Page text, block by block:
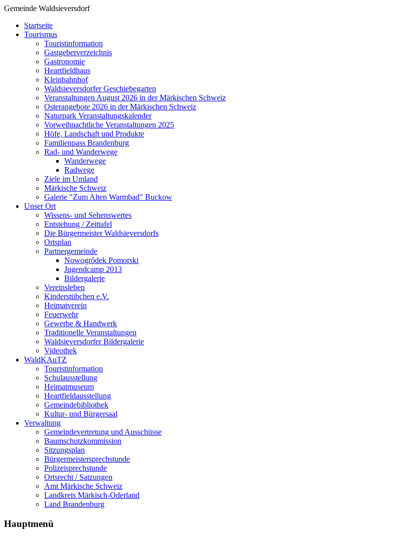
Gemeinde Waldsieversdorf
Startseite
Tourismus
Touristinformation
Gastgeberverzeichnis
Gastronomie
Heartfieldhaus
Kleinbahnhof
Waldsieversdorfer Geschiebegarten
Veranstaltungen August 2026 in der Märkischen Schweiz
Osterangebote 2026 in der Märkischen Schweiz
Naturpark Veranstaltungskalender
Vorweihnachtliche Veranstaltungen 2025
Höfe, Landschaft und Produkte
Familienpass Brandenburg
Rad- und Wanderwege
Wanderwege
Radwege
Ziele im Umland
Märkische Schweiz
Galerie "Zum Alten Warmbad" Buckow
Unser Ort
Wissens- und Sehenswertes
Entstehung / Zeittafel
Die Bürgermeister Waldsieversdorfs
Ortsplan
Partnergemeinde
Nowogródek Pomorski
Jugendcamp 2013
Bildergalerie
Vereinsleben
Kinderstübchen e.V.
Heimatverein
Feuerwehr
Gewerbe & Handwerk
Traditionelle Veranstaltungen
Waldsieversdorfer Bildergalerie
Videothek
WaldKAuTZ
Touristinformation
Schulausstellung
Heimatmuseum
Heartfieldausstellung
Gemeindebibliothek
Kultur- und Bürgersaal
Verwaltung
Gemeindevertretung und Ausschüsse
Baumschutzkommission
Sitzungsplan
Bürgermeistersprechstunde
Polizeisprechstunde
Ortsrecht / Satzungen
Amt Märkische Schweiz
Landkreis Märkisch-Oderland
Land Brandenburg
Hauptmenü